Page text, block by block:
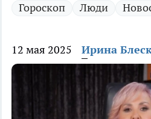
Гороскоп Люди
12 мая 2025 Ирина